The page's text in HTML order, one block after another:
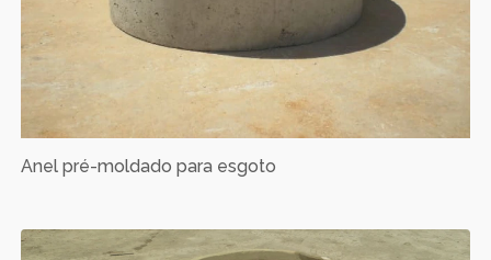
Anel pré-moldado para esgoto